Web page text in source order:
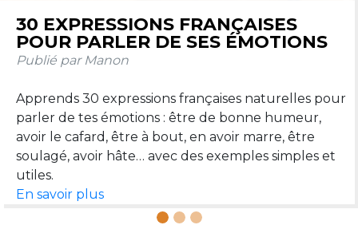
LES PRONOMS RELATIFS QUI, QUE,
OÙ, DONT : GUIDE SIMPLE AVEC
EXEMPLES
Qui, que, où, dont : ces quatre pronoms relatifs
permettent de relier deux phrases et de parler plus
naturellement. Voici un guide simple pour les
En savoir plus